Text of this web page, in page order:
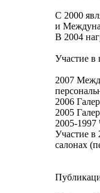
С 2000
и
В 2004
Участие в
2007
2006
2005
2005-
Участие в
салонах